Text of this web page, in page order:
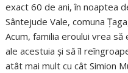
exact 60 de ani, în noaptea
Sântejude Vale, comuna
Acum, familia eroului vrea
ale acestuia şi să îl
atât mai mult cu cât Simion